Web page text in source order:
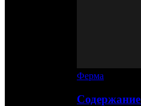
Ферма